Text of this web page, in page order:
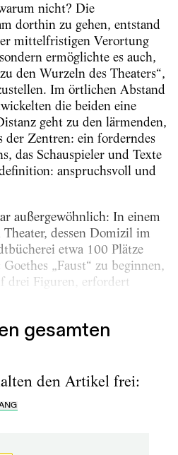
nicht? Die
dorthin zu gehen, entstand
mittelfristigen Verortung
ermöglichte es auch,
den Wurzeln des Theaters“,
Im örtlichen Abstand
die beiden eine
geht zu den lärmenden,
der Zentren: ein forderndes
das Schauspieler und Texte
anspruchsvoll und
außergewöhnlich: In einem
dessen Domizil im
etwa 100 Plätze
„Faust“ zu beginnen,
drei Figuren, erfordert
gesamten
den Artikel frei: